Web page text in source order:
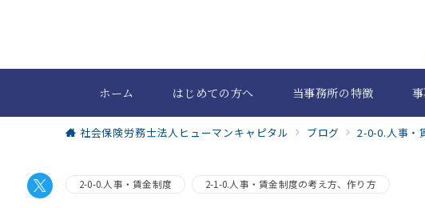
ホーム はじめての方へ 当事務所の特徴
社会保険労務士法人ヒューマンキャピタル ブログ 2-0-0.人事・
2-0-0.人事・賃金制度 2-1-0.人事・賃金制度の考え方、作り方